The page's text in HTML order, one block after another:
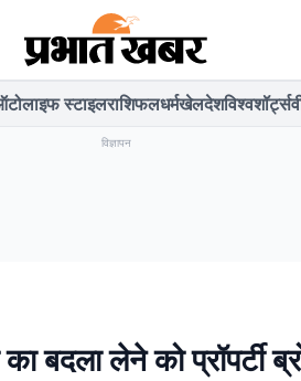
लाइफ स्टाइलराशिफलधर्मखेलदेशविश्वशॉर्ट्स
विज्ञापन
बदला लेने को प्रॉपर्टी